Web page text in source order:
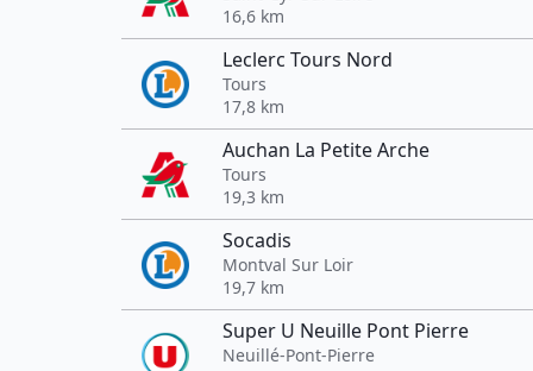
16,6 km
Leclerc Tours Nord
Tours
17,8 km
Auchan La Petite Arche
Tours
19,3 km
Socadis
Montval Sur Loir
19,7 km
Super U Neuille Pont Pierre
Neuillé-Pont-Pierre